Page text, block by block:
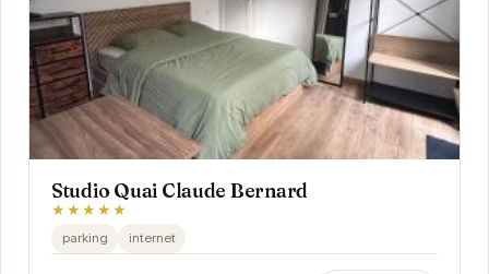
Studio Quai Claude Bernard
★★★★★
parking internet